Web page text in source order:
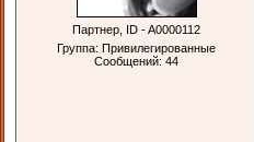
Партнер, ID - A0000112
Группа: Привилегированные
Сообщений: 44